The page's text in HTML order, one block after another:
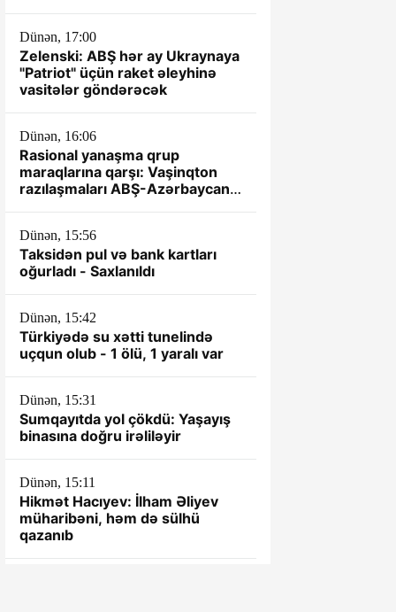
Dünən, 17:00
Zelenski: ABŞ hər ay Ukraynaya
"Patriot" üçün raket əleyhinə
vasitələr göndərəcək
Dünən, 16:06
Rasional yanaşma qrup
maraqlarına qarşı: Vaşinqton
razılaşmaları ABŞ-Azərbaycan
Dünən, 15:56
Taksidən pul və bank kartları
oğurladı - Saxlanıldı
Dünən, 15:42
Türkiyədə su xətti tunelində
uçqun olub - 1 ölü, 1 yaralı var
Dünən, 15:31
Sumqayıtda yol çökdü: Yaşayış
binasına doğru irəliləyir
Dünən, 15:11
Hikmət Hacıyev: İlham Əliyev
müharibəni, həm də sülhü
qazanıb